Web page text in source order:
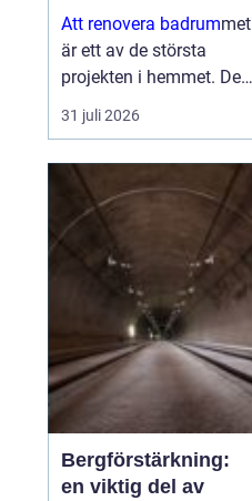
genomtänkt
Att renovera badrummet
är ett av de största
projekten i hemmet. Det
påverkar både vardagen,
bostadens värde och
installationerna. När en
bostadsägare planerar
en bad...
31 juli 2026
Bergförstärkning:
en viktig del av